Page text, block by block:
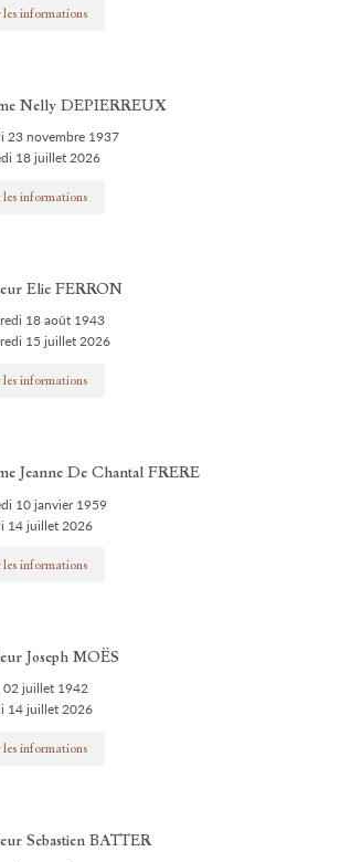
informations
Nelly DEPIERREUX
23 novembre 1937
18 juillet 2026
informations
Elie FERRON
18 août 1943
15 juillet 2026
informations
Jeanne De Chantal FRERE
10 janvier 1959
14 juillet 2026
informations
Joseph MOËS
02 juillet 1942
14 juillet 2026
informations
Sebastien BATTER